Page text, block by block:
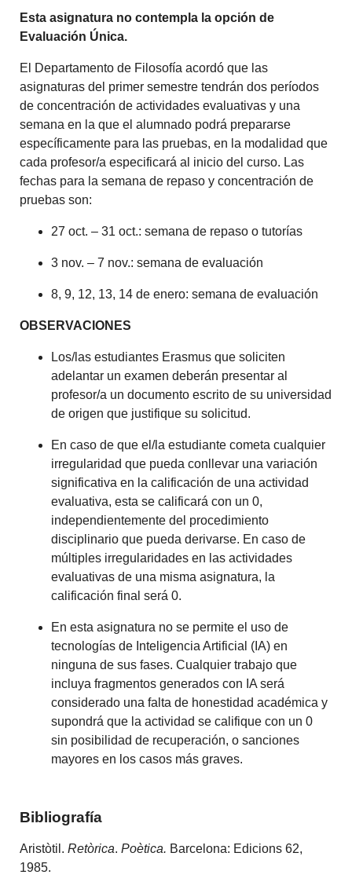
Esta asignatura no contempla la opción de
Evaluación Única.
El Departamento de Filosofía acordó que las
asignaturas del primer semestre tendrán dos períodos
de concentración de actividades evaluativas y una
semana en la que el alumnado podrá prepararse
específicamente para las pruebas, en la modalidad que
cada profesor/a especificará al inicio del curso. Las
fechas para la semana de repaso y concentración de
pruebas son:
27 oct. – 31 oct.: semana de repaso o tutorías
3 nov. – 7 nov.: semana de evaluación
8, 9, 12, 13, 14 de enero: semana de evaluación
OBSERVACIONES
Los/las estudiantes Erasmus que soliciten
adelantar un examen deberán presentar al
profesor/a un documento escrito de su universidad
de origen que justifique su solicitud.
En caso de que el/la estudiante cometa cualquier
irregularidad que pueda conllevar una variación
significativa en la calificación de una actividad
evaluativa, esta se calificará con un 0,
independientemente del procedimiento
disciplinario que pueda derivarse. En caso de
múltiples irregularidades en las actividades
evaluativas de una misma asignatura, la
calificación final será 0.
En esta asignatura no se permite el uso de
tecnologías de Inteligencia Artificial (IA) en
ninguna de sus fases. Cualquier trabajo que
incluya fragmentos generados con IA será
considerado una falta de honestidad académica y
supondrá que la actividad se califique con un 0
sin posibilidad de recuperación, o sanciones
mayores en los casos más graves.
Bibliografía
Aristòtil.Retòrica.Poètica. Barcelona: Edicions 62,
1985.